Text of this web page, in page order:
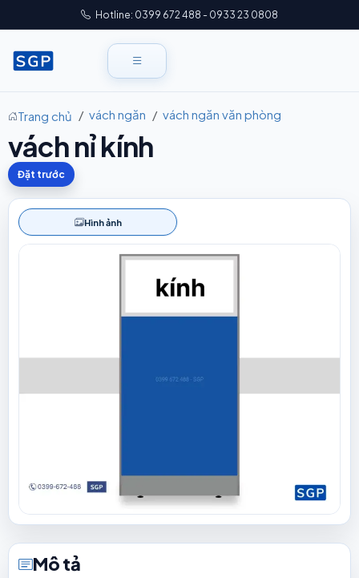
Hotline: 0399 672 488 - 0933 23 0808
Trang chủ vách ngăn vách ngăn văn phòng
vách nỉ kính
Đặt trước
Hình ảnh
Mô tả